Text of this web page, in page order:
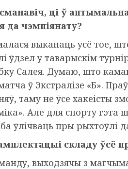
ці ў
да чэмпіянату?
выканаць усё тое,
ўдзел у таварыскім
Салея. Думаю, што
ў Экстралізе «Б».
таму не ўсе хакеісты
Але для спорту гэта
ўлічваць пры рыхтоўлі
складу ўсё
выходзячы з